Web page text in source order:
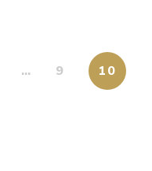
… 9 10